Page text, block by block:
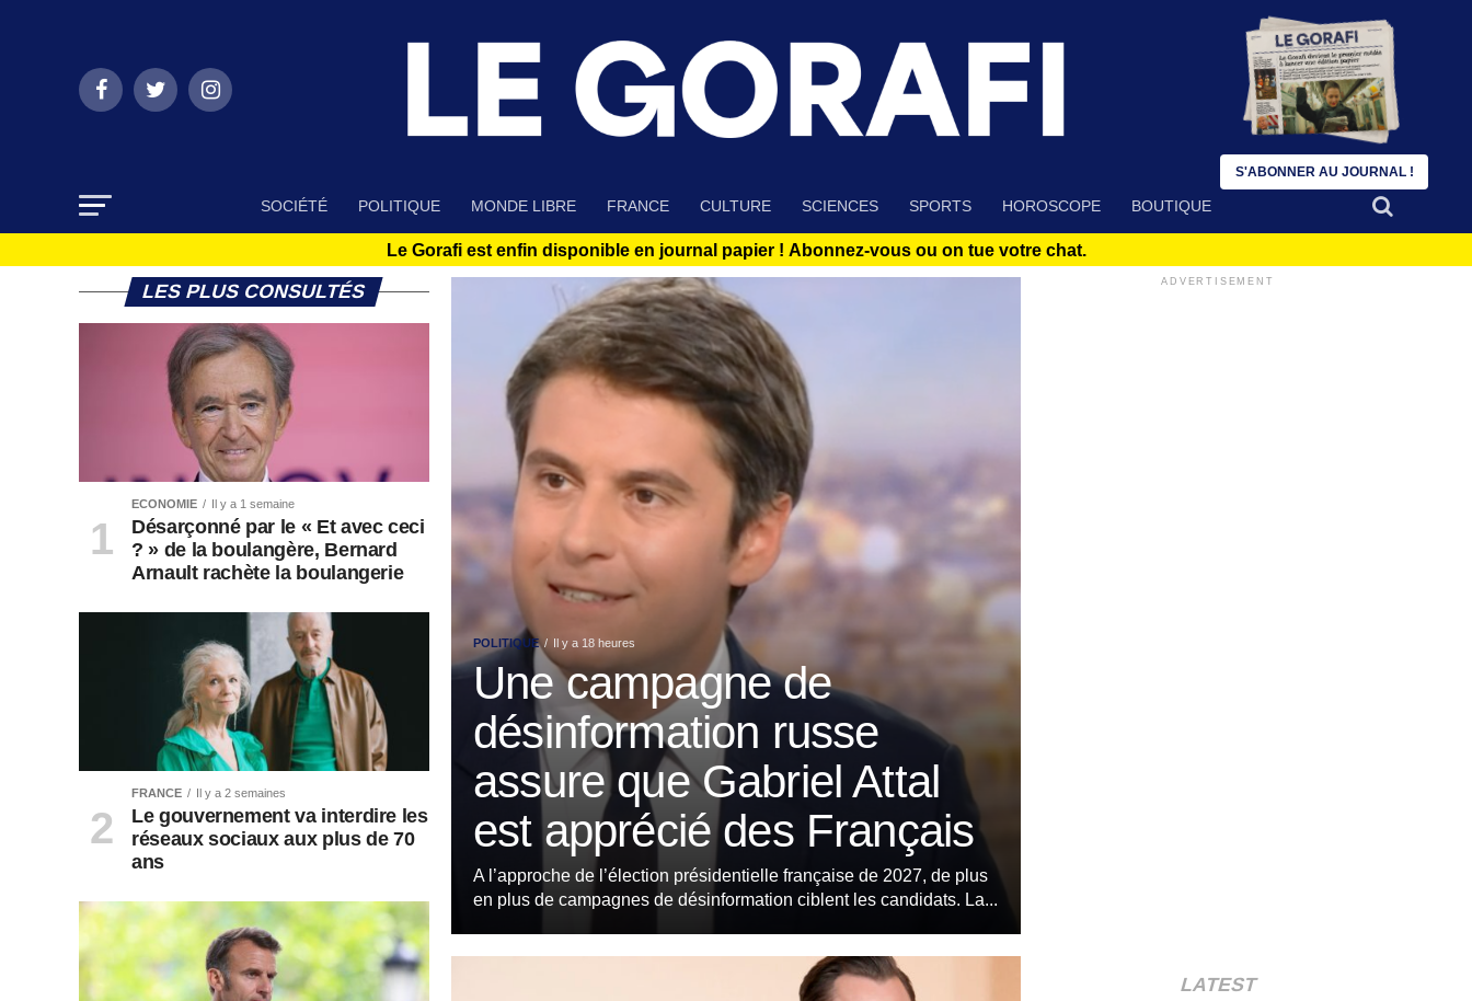
SOCIÉTÉ POLITIQUE MONDE LIBRE FRANCE CULTURE SCIENCES SPORTS HOROSCOPE BOUTIQUE
Le Gorafi est enfin disponible en journal papier ! Abonnez-vous ou on tue votre chat.
POLITIQUE Il y a 18 heures
Une campagne de
désinformation russe
assure que Gabriel Attal
est apprécié des Français
A l’approche de l’élection présidentielle française de 2027, de plus
en plus de campagnes de désinformation ciblent les candidats. La...
LES PLUS CONSULTÉS
ECONOMIE Il y a 1 semaine
Désarçonné par le « Et avec ceci
? » de la boulangère, Bernard
Arnault rachète la boulangerie
FRANCE Il y a 2 semaines
Le gouvernement va interdire les
réseaux sociaux aux plus de 70
ans
ADVERTISEMENT
LATEST
S'ABONNER AU JOURNAL !